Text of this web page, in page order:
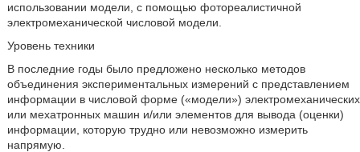
использовании модели, с помощью фотореалистичной
электромеханической числовой модели.
Уровень техники
В последние годы было предложено несколько методов
объединения экспериментальных измерений с представлением
информации в числовой форме («модели») электромеханических
или мехатронных машин и/или элементов для вывода (оценки)
информации, которую трудно или невозможно измерить
напрямую.